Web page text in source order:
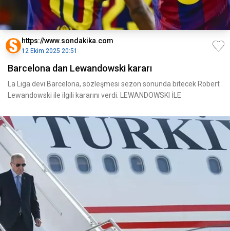
https://www.sondakika.com
12 Ekim 2025 20:51
Barcelona dan Lewandowski kararı
La Liga devi Barcelona, sözleşmesi sezon sonunda bitecek Robert
Lewandowski ile ilgili kararını verdi. LEWANDOWSKI İLE